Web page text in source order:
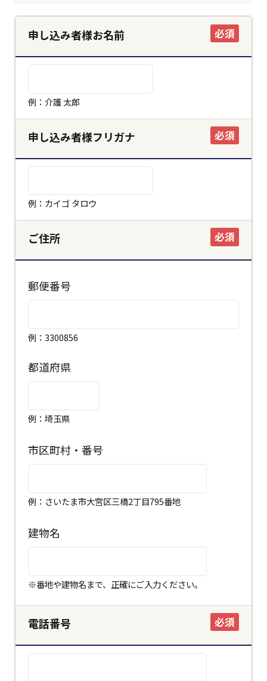
申し込み者様お名前 必須
例：介護 太郎
申し込み者様フリガナ 必須
例：カイゴ タロウ
ご住所 必須
郵便番号
例：3300856
都道府県
例：埼玉県
市区町村・番号
例：さいたま市大宮区三橋2丁目795番地
建物名
※番地や建物名まで、正確にご入力ください。
電話番号 必須